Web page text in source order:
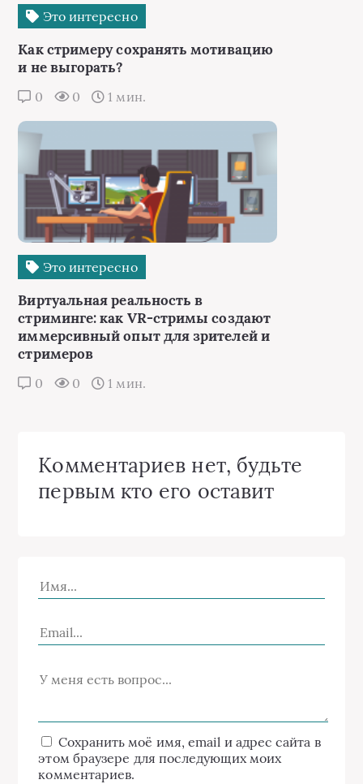
Это интересно
Как стримеру сохранять мотивацию
и не выгорать?
0 0 1 мин.
Это интересно
Виртуальная реальность в
стриминге: как VR-стримы создают
иммерсивный опыт для зрителей и
стримеров
0 0 1 мин.
Комментариев нет, будьте
первым кто его оставит
Сохранить моё имя, email и адрес сайта в
этом браузере для последующих моих
комментариев.